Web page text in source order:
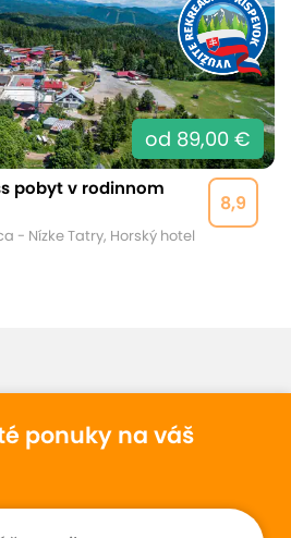
od 89,00 €
8,9
pobyt v rodinnom
- Nízke Tatry, Horský hotel
ponuky na váš